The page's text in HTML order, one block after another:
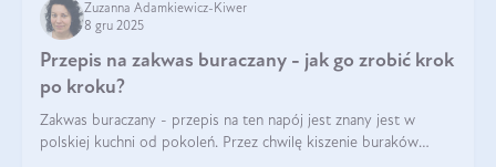
Zuzanna Adamkiewicz-Kiwer
8 gru 2025
Przepis na zakwas buraczany - jak go zrobić krok
po kroku?
Zakwas buraczany - przepis na ten napój jest znany jest w
polskiej kuchni od pokoleń. Przez chwilę kiszenie buraków